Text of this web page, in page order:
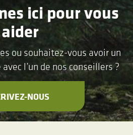
ici pour vous
aider
ou souhaitez-vous avoir un
l’un de nos conseillers ?
NOUS